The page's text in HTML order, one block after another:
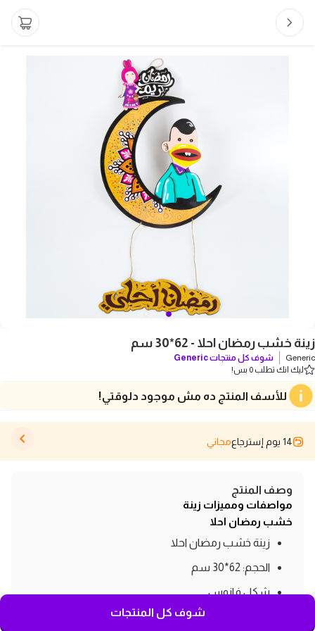
زينة خشب رمضان احلا - 62*30 سم
Generic شوف كل منتجاتGeneric
ليك انك تطلب 0 بس!
للأسف المنتج ده مش موجود دلوقتي!
14 يوم إسترجاع مجاني
وصف المنتج
مواصفات ومميزات زينة
خشب رمضان احلا
زينة خشب رمضان احلا
الحجم: 62*30 سم
شكل فانوس
اللون: متعدد الالوانشوف كل المنتجات